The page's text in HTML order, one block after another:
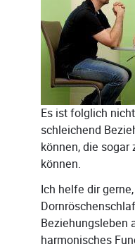
Es ist folglich
schleichend
können, die sogar
können.
Ich helfe dir
Beziehungsleben
harmonisches